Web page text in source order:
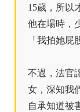
15歲，所以
他在場時，
「我拍她屁
不過，法官
女，深知我
自承知道被